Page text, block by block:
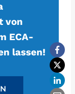
von
ECA-
lassen!